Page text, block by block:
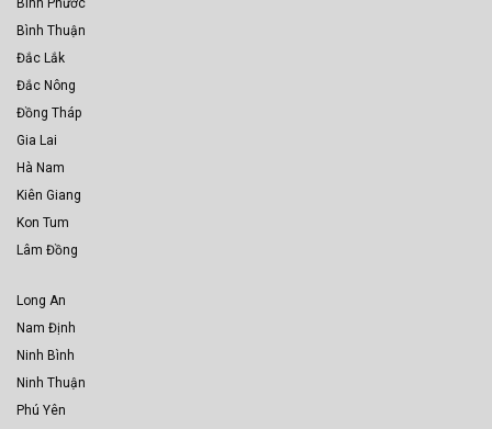
Bình Phước
Bình Thuận
Đắc Lắk
Đắc Nông
Đồng Tháp
Gia Lai
Hà Nam
Kiên Giang
Kon Tum
Lâm Đồng
Long An
Nam Định
Ninh Bình
Ninh Thuận
Phú Yên